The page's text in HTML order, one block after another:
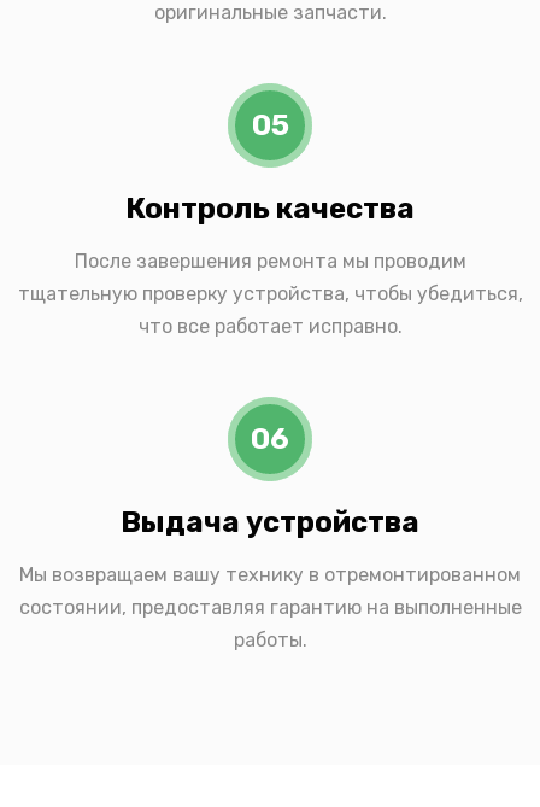
оригинальные запчасти.
05
Контроль качества
После завершения ремонта мы проводим
тщательную проверку устройства, чтобы убедиться,
что все работает исправно.
06
Выдача устройства
Мы возвращаем вашу технику в отремонтированном
состоянии, предоставляя гарантию на выполненные
работы.